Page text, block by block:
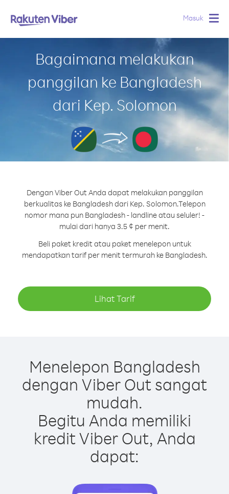
Masuk
Bagaimana melakukan
panggilan ke Bangladesh
dari Kep. Solomon
Dengan Viber Out Anda dapat melakukan panggilan
berkualitas ke Bangladesh dari Kep. Solomon.Telepon
nomor mana pun Bangladesh - landline atau seluler! -
mulai dari hanya 3.5 ¢ per menit.
Beli paket kredit atau paket menelepon untuk
mendapatkan tarif per menit termurah ke Bangladesh.
Lihat Tarif
Menelepon Bangladesh
dengan Viber Out sangat
mudah.
Begitu Anda memiliki
kredit Viber Out, Anda
dapat: